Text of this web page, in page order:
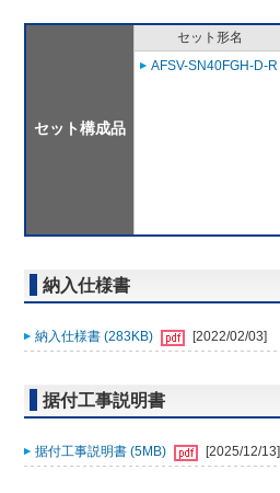
セット構成品
セット形名
AFSV-SN40FGH-D-R
納入仕様書
納入仕様書 (283KB) [2022/02/03]
据付工事説明書
据付工事説明書 (5MB) [2025/12/13]